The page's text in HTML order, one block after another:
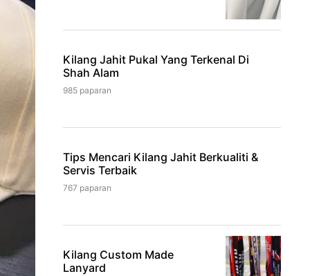
Kilang Jahit Pukal Yang Terkenal Di
Shah Alam
985 paparan
Tips Mencari Kilang Jahit Berkualiti &
Servis Terbaik
767 paparan
Kilang Custom Made
Lanyard